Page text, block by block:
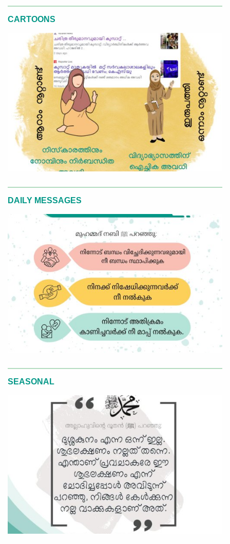
CARTOONS
DAILY MESSAGES
SEASONAL